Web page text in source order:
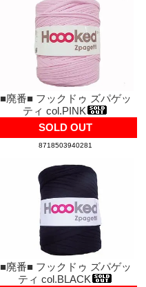
■廃番■ フックドゥ ズパゲッ
ティ col.PINK
SOLD OUT
8718503940281
■廃番■ フックドゥ ズパゲッ
ティ col.BLACK